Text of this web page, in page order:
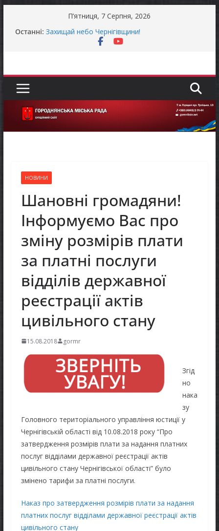
П’ятниця, 7 Серпня, 2026
Останні: Захищай небо Чернігівщини!
Батьки майбутніх першокласників уже можуть
Як отримати компенсацію за товари, придбані
Уповноважений Верховної Ради України з
прав людини проводить опитування щодо
реалізації права осіб з інвалідністю на працю
НОВИНИ
Шановні громадяни!
Інформуємо Вас про
зміну розмірів плати
за платні послуги
відділів державної
реєстрації актів
цивільного стану
15.08.2018 gormr
Згід
но
нака
зу
Головного територіального управління юстиції у
Чернігівській області від 10.08.2018 року “Про
затвердження розмірів плати за надання платних
послуг відділами державної реєстрації актів
цивільного стану Чернігівської області” було
змінено тарифи за платні послуги.
Наказ про затвердження розмірів плати за надання
платних послуг відділами державної реєстрації актів
цивільного стану